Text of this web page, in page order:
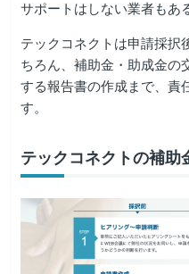
サポートはしない業者もあ
テックコネクトは申請採択
ちろん、補助金・助成金の
する報告書の作成まで、責
す。
テックコネクトの補助